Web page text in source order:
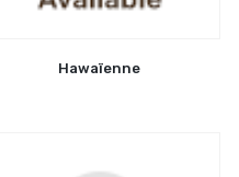
Hawaïenne